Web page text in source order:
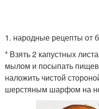
1. народные рецепты от
* Взять 2 капустных
мылом и посыпать
наложить чистой
шерстяным шарфом на